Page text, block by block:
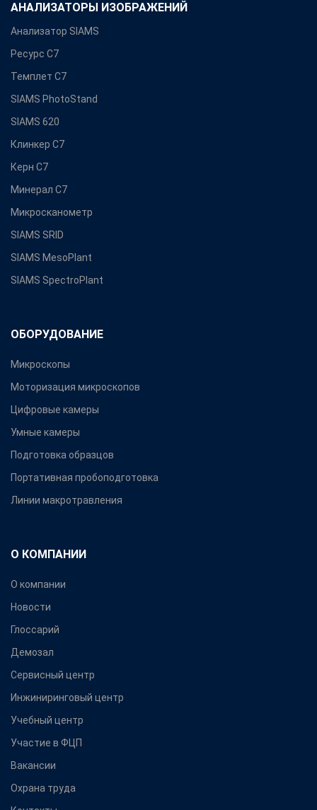
АНАЛИЗАТОРЫ ИЗОБРАЖЕНИЙ
Анализатор SIAMS
Ресурс С7
Темплет С7
SIAMS PhotoStand
SIAMS 620
Клинкер С7
Керн С7
Минерал С7
Микросканометр
SIAMS SRID
SIAMS MesoPlant
SIAMS SpectroPlant
ОБОРУДОВАНИЕ
Микроскопы
Моторизация микроскопов
Цифровые камеры
Умные камеры
Подготовка образцов
Портативная пробоподготовка
Линии макротравления
О КОМПАНИИ
О компании
Новости
Глоссарий
Демозал
Сервисный центр
Инжиниринговый центр
Учебный центр
Участие в ФЦП
Вакансии
Охрана труда